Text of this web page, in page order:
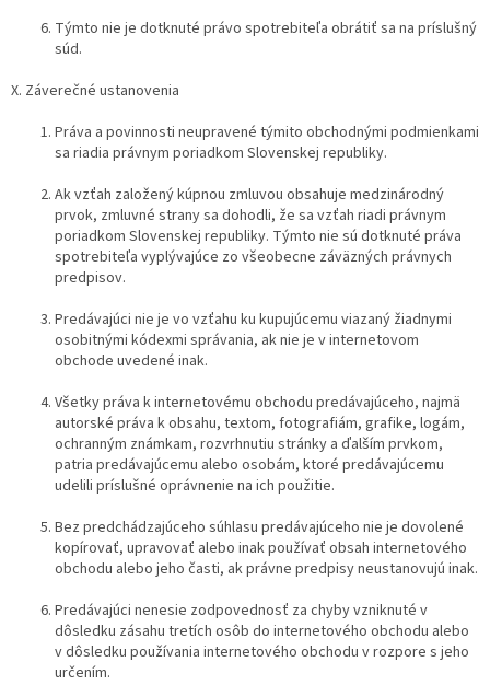
Týmto nie je dotknuté právo spotrebiteľa obrátiť sa na príslušný
súd.
X. Záverečné ustanovenia
Práva a povinnosti neupravené týmito obchodnými podmienkami
sa riadia právnym poriadkom Slovenskej republiky.
Ak vzťah založený kúpnou zmluvou obsahuje medzinárodný
prvok, zmluvné strany sa dohodli, že sa vzťah riadi právnym
poriadkom Slovenskej republiky. Týmto nie sú dotknuté práva
spotrebiteľa vyplývajúce zo všeobecne záväzných právnych
predpisov.
Predávajúci nie je vo vzťahu ku kupujúcemu viazaný žiadnymi
osobitnými kódexmi správania, ak nie je v internetovom
obchode uvedené inak.
Všetky práva k internetovému obchodu predávajúceho, najmä
autorské práva k obsahu, textom, fotografiám, grafike, logám,
ochranným známkam, rozvrhnutiu stránky a ďalším prvkom,
patria predávajúcemu alebo osobám, ktoré predávajúcemu
udelili príslušné oprávnenie na ich použitie.
Bez predchádzajúceho súhlasu predávajúceho nie je dovolené
kopírovať, upravovať alebo inak používať obsah internetového
obchodu alebo jeho časti, ak právne predpisy neustanovujú inak.
Predávajúci nenesie zodpovednosť za chyby vzniknuté v
dôsledku zásahu tretích osôb do internetového obchodu alebo
v dôsledku používania internetového obchodu v rozpore s jeho
určením.